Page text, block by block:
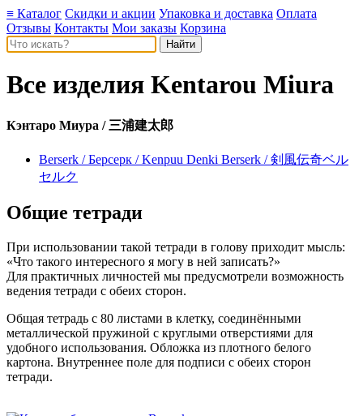
≡ Каталог Скидки и акции Упаковка и доставка Оплата
Отзывы Контакты Мои заказы Корзина
Все изделия Kentarou Miura
Кэнтаро Миура / 三浦建太郎
Berserk / Берсерк / Kenpuu Denki Berserk / 剣風伝奇ベル
セルク
Общие тетради
При использовании такой тетради в голову приходит мысль:
«Что такого интересного я могу в ней записать?»
Для практичных личностей мы предусмотрели возможность
ведения тетради с обеих сторон.
Общая тетрадь с 80 листами в клетку, соединёнными
металлической пружиной с круглыми отверстиями для
удобного использования. Обложка из плотного белого
картона. Внутреннее поле для подписи с обеих сторон
тетради.